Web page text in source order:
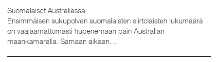
Suomalaiset Australiassa
Ensimmäisen sukupolven suomalaisten siirtolaisten lukumäärä
on vääjäämättömästi hupenemaan päin Australian
maankamaralla. Samaan aikaan…